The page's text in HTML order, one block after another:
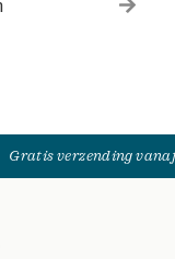
Gratis verzending